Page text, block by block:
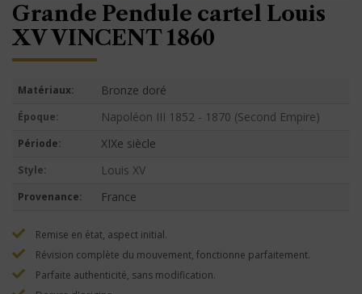
Grande Pendule cartel Louis
XV VINCENT 1860
Matériaux: Bronze doré
Époque: Napoléon III 1852 - 1870 (Second Empire)
Période: XIXe siècle
Style: Louis XV
Provenance: France
Remise en état, aspect initial.
Révision complète du mouvement, fonctionne parfaitement.
Parfaite authenticité, sans modification.